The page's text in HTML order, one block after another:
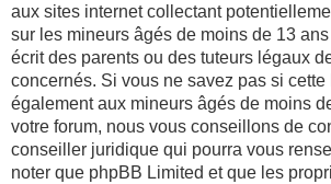
aux sites internet collectant
sur les mineurs âgés de moins de 13
écrit des parents ou des tuteurs légaux
concernés. Si vous ne savez pas si cette
également aux mineurs âgés de moins
votre forum, nous vous conseillons de
conseiller juridique qui pourra vous
noter que phpBB Limited et que les